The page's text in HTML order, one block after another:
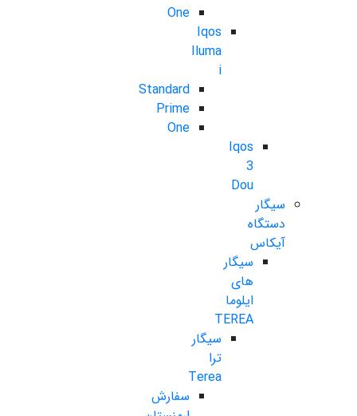
One
Iqos
Iluma
i
Standard
Prime
One
Iqos
3
Dou
سیگار
دستگاه
آیکاس
سیگار
های
ایلوما
TEREA
سیگار
ترا
Terea
سفارش